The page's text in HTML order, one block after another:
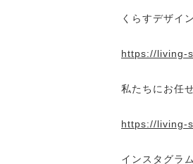
くらすデザイ
https://living-
私たちにお任
https://living-
インスタグラム